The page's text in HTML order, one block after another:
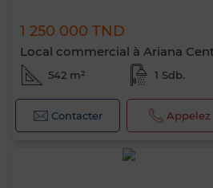
1 250 000 TND
Local commercial à Ariana
542 m² 1 Sdb.
Contacter Appelez